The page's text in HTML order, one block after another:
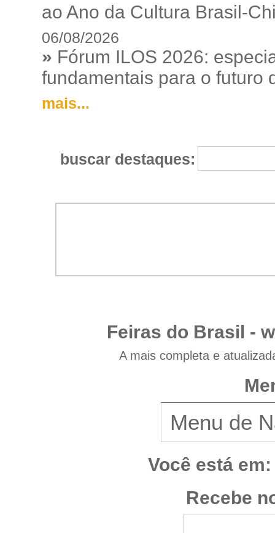
ao Ano da Cultura Brasil-
06/08/2026
» Fórum ILOS 2026:
fundamentais para o futuro
mais...
buscar destaques:
Feiras do Brasil -
A mais completa e
Você está em:
Recebe